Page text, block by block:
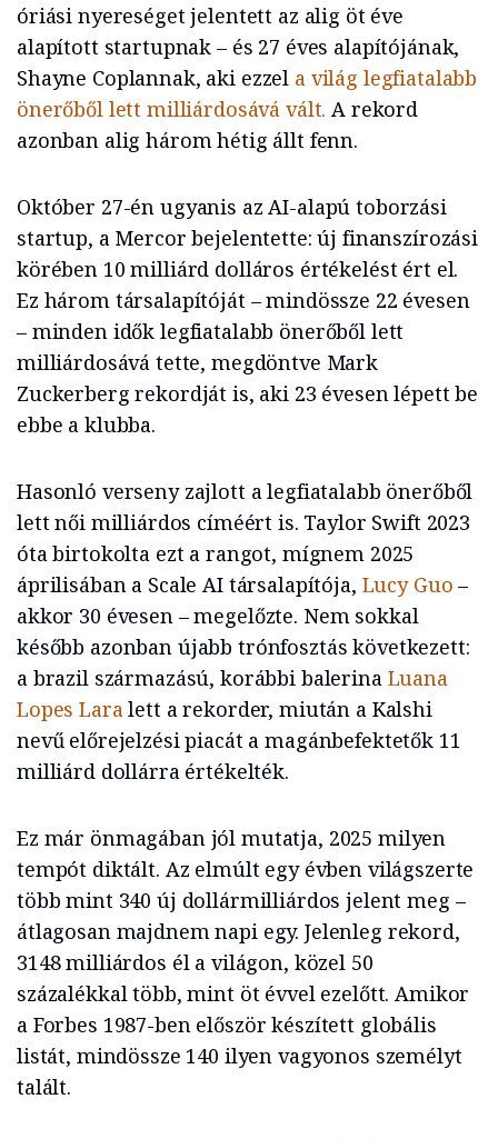
óriási nyereséget jelentett az alig öt éve
alapított startupnak – és 27 éves alapítójának,
Shayne Coplannak, aki ezzel a világ legfiatalabb
önerőből lett milliárdosává vált. A rekord
azonban alig három hétig állt fenn.
Október 27-én ugyanis az AI-alapú toborzási
startup, a Mercor bejelentette: új finanszírozási
körében 10 milliárd dolláros értékelést ért el.
Ez három társalapítóját – mindössze 22 évesen
– minden idők legfiatalabb önerőből lett
milliárdosává tette, megdöntve Mark
Zuckerberg rekordját is, aki 23 évesen lépett be
ebbe a klubba.
Hasonló verseny zajlott a legfiatalabb önerőből
lett női milliárdos címéért is. Taylor Swift 2023
óta birtokolta ezt a rangot, mígnem 2025
áprilisában a Scale AI társalapítója, Lucy Guo –
akkor 30 évesen – megelőzte. Nem sokkal
később azonban újabb trónfosztás következett:
a brazil származású, korábbi balerina Luana
Lopes Laralett a rekorder, miután a Kalshi
nevű előrejelzési piacát a magánbefektetők 11
milliárd dollárra értékelték.
Ez már önmagában jól mutatja, 2025 milyen
tempót diktált. Az elmúlt egy évben világszerte
több mint 340 új dollármilliárdos jelent meg –
átlagosan majdnem napi egy. Jelenleg rekord,
3148 milliárdos él a világon, közel 50
százalékkal több, mint öt évvel ezelőtt. Amikor
a Forbes 1987-ben először készített globális
listát, mindössze 140 ilyen vagyonos személyt
talált.